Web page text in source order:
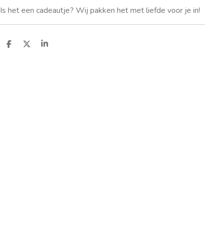
Is het een cadeautje? Wij pakken het met liefde voor je in!
D
D
S